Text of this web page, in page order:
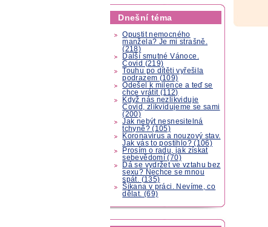
Dnešní téma
Opustit nemocného
manžela? Je mi strašně.
(218)
Další smutné Vánoce.
Covid (219)
Touhu po dítěti vyřešila
podrazem (109)
Odešel k milence a teď se
chce vrátit (112)
Když nás nezlikviduje
Covid, zlikvidujeme se sami
(200)
Jak nebýt nesnesitelná
tchyně? (105)
Koronavirus a nouzový stav.
Jak vás to postihlo? (106)
Prosím o radu, jak získat
sebevědomí (70)
Dá se vydržet ve vztahu bez
sexu? Nechce se mnou
spát. (135)
Šikana v práci. Nevíme, co
dělat. (69)